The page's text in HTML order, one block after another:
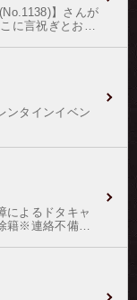
】さんが
に言祝ぎとお祝
晴れの善き日の
ド階級に昇格致
どを御願い申し
ンタインイベン
によるドタキャ
※連絡不備に
期連絡を行って